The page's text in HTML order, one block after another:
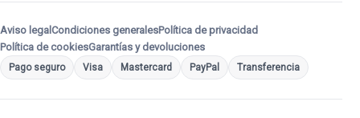
Aviso legal Condiciones generalesPolítica de privacidad
Política de cookiesGarantías y devoluciones
Pago seguro Visa Mastercard PayPal Transferencia